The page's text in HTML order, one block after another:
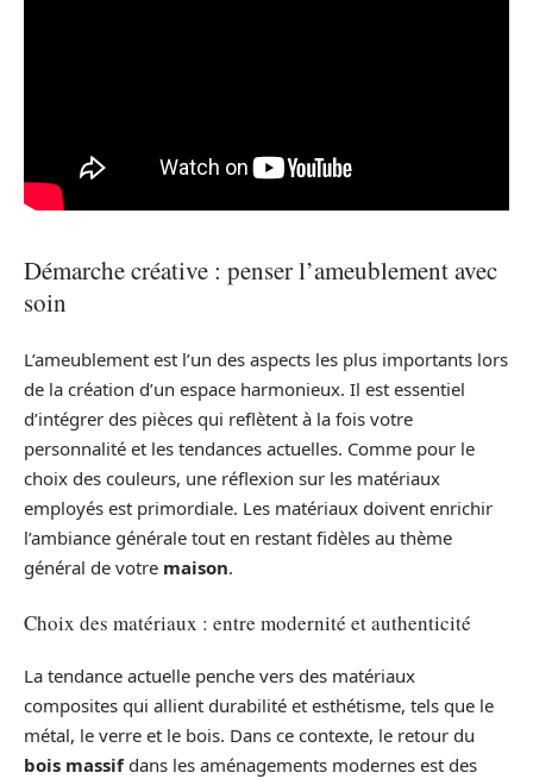
Démarche créative : penser l’ameublement avec
soin
L’ameublement est l’un des aspects les plus importants lors
de la création d’un espace harmonieux. Il est essentiel
d’intégrer des pièces qui reflètent à la fois votre
personnalité et les tendances actuelles. Comme pour le
choix des couleurs, une réflexion sur les matériaux
employés est primordiale. Les matériaux doivent enrichir
l’ambiance générale tout en restant fidèles au thème
général de votre maison.
Choix des matériaux : entre modernité et authenticité
La tendance actuelle penche vers des matériaux
composites qui allient durabilité et esthétisme, tels que le
métal, le verre et le bois. Dans ce contexte, le retour du
bois massifdans les aménagements modernes est des